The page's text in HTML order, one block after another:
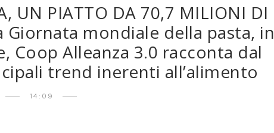
UN PIATTO DA 70,7 MILIONI DI
Giornata mondiale della pasta, in
Coop Alleanza 3.0 racconta dal
trend inerenti all’alimento
14:09